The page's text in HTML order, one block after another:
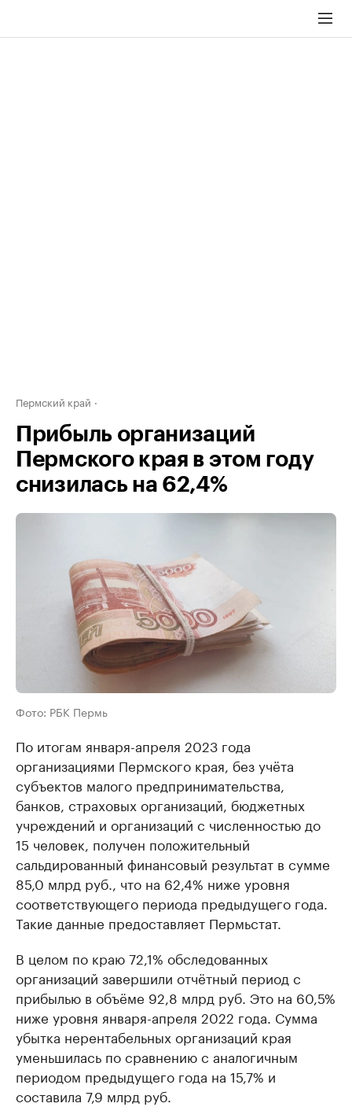
Пермский край
Прибыль организаций
Пермского края в этом году
снизилась на 62,4%
Фото: РБК Пермь
По итогам января-апреля 2023 года
организациями Пермского края, без учёта
субъектов малого предпринимательства,
банков, страховых организаций, бюджетных
учреждений и организаций с численностью до
15 человек, получен положительный
сальдированный финансовый результат в сумме
85,0 млрд руб., что на 62,4% ниже уровня
соответствующего периода предыдущего года.
Такие данные предоставляет Пермьстат.
В целом по краю 72,1% обследованных
организаций завершили отчётный период с
прибылью в объёме 92,8 млрд руб. Это на 60,5%
ниже уровня января-апреля 2022 года. Сумма
убытка нерентабельных организаций края
уменьшилась по сравнению с аналогичным
периодом предыдущего года на 15,7% и
составила 7,9 млрд руб.